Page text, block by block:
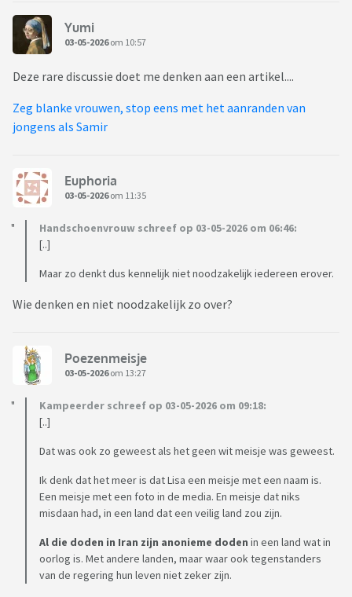
Yumi
03-05-2026om 10:57
Deze rare discussie doet me denken aan een artikel....
Zeg blanke vrouwen, stop eens met het aanranden van
jongens als Samir
Euphoria
03-05-2026om 11:35
Handschoenvrouw schreef op 03-05-2026 om 06:46:
[..]
Maar zo denkt dus kennelijk niet noodzakelijk iedereen erover.
Wie denken en niet noodzakelijk zo over?
Poezenmeisje
03-05-2026om 13:27
Kampeerder schreef op 03-05-2026 om 09:18:
[..]
Dat was ook zo geweest als het geen wit meisje was geweest.
Ik denk dat het meer is dat Lisa een meisje met een naam is.
Een meisje met een foto in de media. En meisje dat niks
misdaan had, in een land dat een veilig land zou zijn.
Al die doden in Iran zijn anonieme doden in een land wat in
oorlog is. Met andere landen, maar waar ook tegenstanders
van de regering hun leven niet zeker zijn.